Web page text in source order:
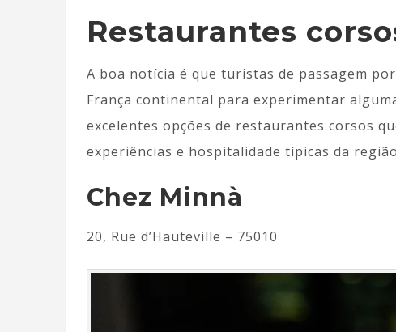
Restaurantes
A boa notícia é que turistas de passagem
França continental para experimentar
excelentes opções de restaurantes corsos
experiências e hospitalidade típicas da
Chez Minnà
20, Rue d’Hauteville – 75010